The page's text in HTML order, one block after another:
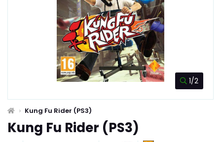
1/2
Kung Fu Rider (PS3)
Kung Fu Rider (PS3)